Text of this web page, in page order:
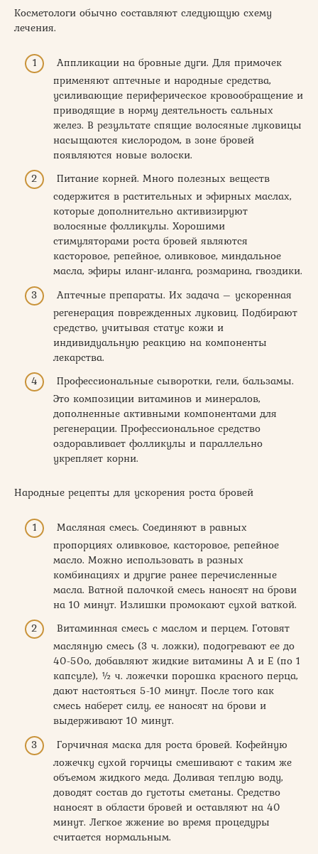
Косметологи обычно составляют следующую схему
лечения.
Аппликации на бровные дуги. Для примочек
применяют аптечные и народные средства,
усиливающие периферическое кровообращение и
приводящие в норму деятельность сальных
желез. В результате спящие волосяные луковицы
насыщаются кислородом, в зоне бровей
появляются новые волоски.
Питание корней. Много полезных веществ
содержится в растительных и эфирных маслах,
которые дополнительно активизируют
волосяные фолликулы. Хорошими
стимуляторами роста бровей являются
касторовое, репейное, оливковое, миндальное
масла, эфиры иланг-иланга, розмарина, гвоздики.
Аптечные препараты. Их задача – ускоренная
регенерация поврежденных луковиц. Подбирают
средство, учитывая статус кожи и
индивидуальную реакцию на компоненты
лекарства.
Профессиональные сыворотки, гели, бальзамы.
Это композиции витаминов и минералов,
дополненные активными компонентами для
регенерации. Профессиональное средство
оздоравливает фолликулы и параллельно
укрепляет корни.
Народные рецепты для ускорения роста бровей
Масляная смесь. Соединяют в равных
пропорциях оливковое, касторовое, репейное
масло. Можно использовать в разных
комбинациях и другие ранее перечисленные
масла. Ватной палочкой смесь наносят на брови
на 10 минут. Излишки промокают сухой ваткой.
Витаминная смесь с маслом и перцем. Готовят
масляную смесь (3 ч. ложки), подогревают ее до
40-50о, добавляют жидкие витамины А и Е (по 1
капсуле), ½ ч. ложечки порошка красного перца,
дают настояться 5-10 минут. После того как
смесь наберет силу, ее наносят на брови и
выдерживают 10 минут.
Горчичная маска для роста бровей. Кофейную
ложечку сухой горчицы смешивают с таким же
объемом жидкого меда. Доливая теплую воду,
доводят состав до густоты сметаны. Средство
наносят в области бровей и оставляют на 40
минут. Легкое жжение во время процедуры
считается нормальным.